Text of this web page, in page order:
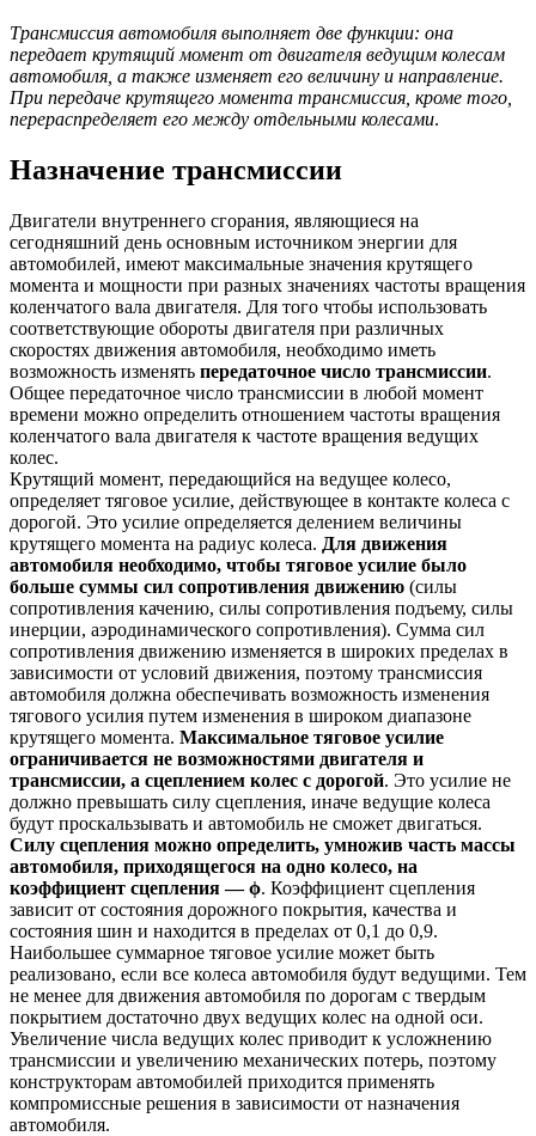
Трансмиссия автомобиля выполняет две функции: она
передает крутящий момент от двигателя ведущим колесам
автомобиля, а также изменяет его величину и направление.
При передаче крутящего момента трансмиссия, кроме того,
перераспределяет его между отдельными колесами.
Назначение трансмиссии
Двигатели внутреннего сгорания, являющиеся на
сегодняшний день основным источником энергии для
автомобилей, имеют максимальные значения крутящего
момента и мощности при разных значениях частоты вращения
коленчатого вала двигателя. Для того чтобы использовать
соответствующие обороты двигателя при различных
скоростях движения автомобиля, необходимо иметь
возможность изменять передаточное число трансмиссии.
Общее передаточное число трансмиссии в любой момент
времени можно определить отношением частоты вращения
коленчатого вала двигателя к частоте вращения ведущих
колес.
Крутящий момент, передающийся на ведущее колесо,
определяет тяговое усилие, действующее в контакте колеса с
дорогой. Это усилие определяется делением величины
крутящего момента на радиус колеса. Для движения
автомобиля необходимо, чтобы тяговое усилие было
больше суммы сил сопротивления движению (силы
сопротивления качению, силы сопротивления подъему, силы
инерции, аэродинамического сопротивления). Сумма сил
сопротивления движению изменяется в широких пределах в
зависимости от условий движения, поэтому трансмиссия
автомобиля должна обеспечивать возможность изменения
тягового усилия путем изменения в широком диапазоне
крутящего момента. Максимальное тяговое усилие
ограничивается не возможностями двигателя и
трансмиссии, а сцеплением колес с дорогой. Это усилие не
должно превышать силу сцепления, иначе ведущие колеса
будут проскальзывать и автомобиль не сможет двигаться.
Силу сцепления можно определить, умножив часть массы
автомобиля, приходящегося на одно колесо, на
коэффициент сцепления — ϕ. Коэффициент сцепления
зависит от состояния дорожного покрытия, качества и
состояния шин и находится в пределах от 0,1 до 0,9.
Наибольшее суммарное тяговое усилие может быть
реализовано, если все колеса автомобиля будут ведущими. Тем
не менее для движения автомобиля по дорогам с твердым
покрытием достаточно двух ведущих колес на одной оси.
Увеличение числа ведущих колес приводит к усложнению
трансмиссии и увеличению механических потерь, поэтому
конструкторам автомобилей приходится применять
компромиссные решения в зависимости от назначения
автомобиля.